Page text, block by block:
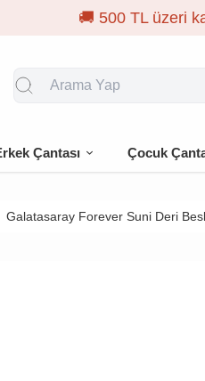
Çantası Çocuk
Galatasaray Forever Suni Deri